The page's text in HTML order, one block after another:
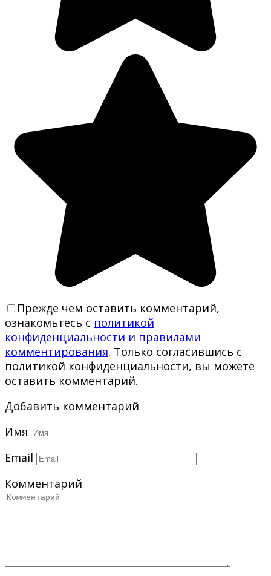
Прежде чем оставить комментарий,
ознакомьтесь с политикой
конфиденциальности и правилами
комментирования. Только согласившись с
политикой конфиденциальности, вы можете
оставить комментарий.
Добавить комментарий
Имя
Email
Комментарий